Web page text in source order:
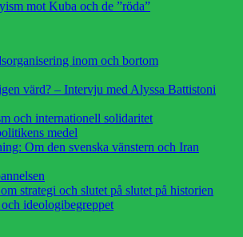
mot Kuba och de ”röda”
inom och bortom
värd? – Intervju med Alyssa Battistoni
och internationell solidaritet
medel
Om den svenska vänstern och Iran
strategi och slutet på slutet på historien
ideologibegreppet